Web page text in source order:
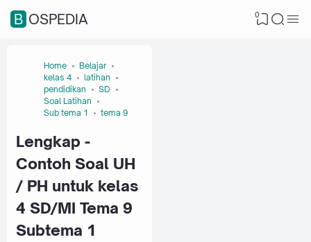
BOSPEDIA 0
Home
Belajar
kelas 4
latihan
pendidikan
SD
Soal Latihan
Sub tema 1
tema 9
Lengkap -
Contoh Soal UH
/ PH untuk kelas
4 SD/MI Tema 9
Subtema 1